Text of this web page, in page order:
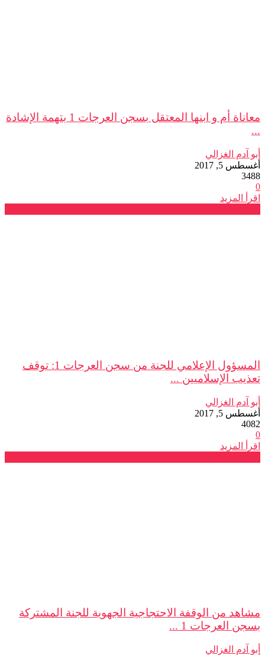
معاناة أم و ابنها المعتقل بسجن العرجات 1 بتهمة الإشادة
...
أبو آدم الغزالي
أغسطس 5, 2017
3488
0
اقرأ المزيد
المسؤول الإعلامي للجنة من سجن العرجات 1: توقف
تعذيب الإسلاميين ...
أبو آدم الغزالي
أغسطس 5, 2017
4082
0
اقرأ المزيد
مشاهد من الوقفة الاحتجاجية الجهوية للجنة المشتركة
بسجن العرجات 1 ...
أبو آدم الغزالي